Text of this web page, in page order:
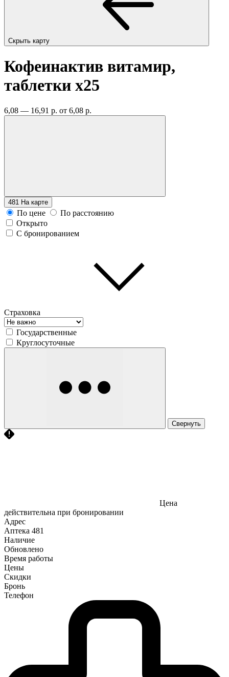
Скрыть карту
Кофеинактив витамир,
таблетки x25
6,08 — 16,91 р. от 6,08 р.
481 На карте
По цене
По расстоянию
Открыто
С бронированием
Страховка
Государственные
Круглосуточные
Свернуть
Цена
действительна при бронировании
Адрес
Аптека 481
Наличие
Обновлено
Время работы
Цены
Скидки
Бронь
Телефон